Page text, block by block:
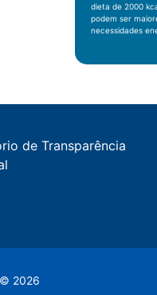
dieta de 2000
podem ser
necessidades
de Transparência
© 2026